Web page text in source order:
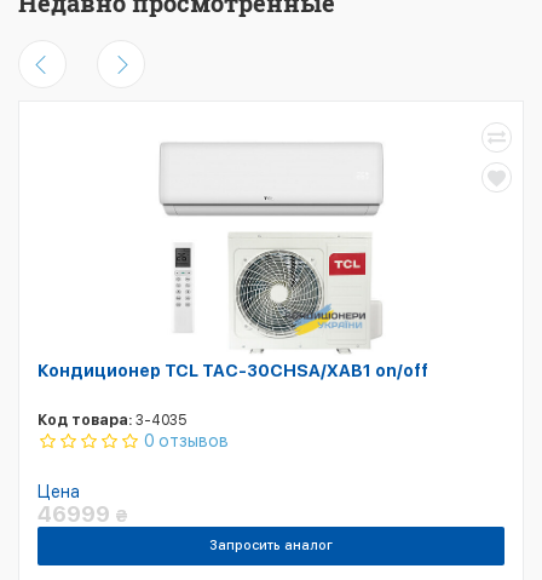
Кондиционер TCL TAC-30CHSA/XAB1 on/off
Код товара: 3-4035
0 отзывов
Цена
46999 ₴
Запросить аналог